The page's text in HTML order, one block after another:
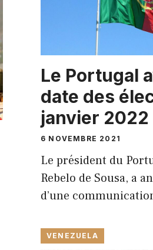
Le Portugal
date des
janvier 2022
6 NOVEMBRE 2021
Le président du
Rebelo de Sousa, a
d’une
VENEZUELA